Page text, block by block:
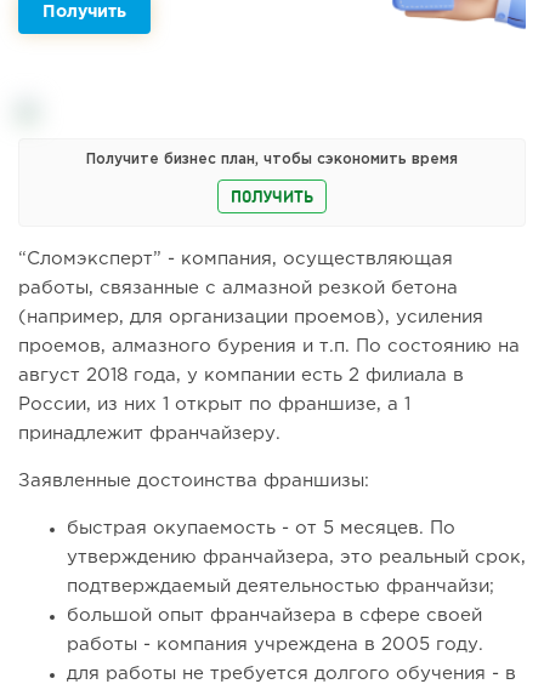
Получить
Получите бизнес план, чтобы сэкономить время
ПОЛУЧИТЬ
“Сломэксперт” - компания, осуществляющая
работы, связанные с алмазной резкой бетона
(например, для организации проемов), усиления
проемов, алмазного бурения и т.п. По состоянию на
август 2018 года, у компании есть 2 филиала в
России, из них 1 открыт по франшизе, а 1
принадлежит франчайзеру.
Заявленные достоинства франшизы:
быстрая окупаемость - от 5 месяцев. По
утверждению франчайзера, это реальный срок,
подтверждаемый деятельностью франчайзи;
большой опыт франчайзера в сфере своей
работы - компания учреждена в 2005 году.
для работы не требуется долгого обучения - в